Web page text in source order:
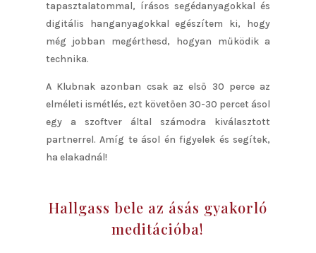
tapasztalatommal, írásos segédanyagokkal és
digitális hanganyagokkal egészítem ki, hogy
még jobban megérthesd, hogyan működik a
technika.
A Klubnak azonban csak az első 30 perce az
elméleti ismétlés, ezt követően 30-30 percet ásol
egy a szoftver által számodra kiválasztott
partnerrel. Amíg te ásol én figyelek és segítek,
ha elakadnál!
Hallgass bele az ásás gyakorló
meditációba!